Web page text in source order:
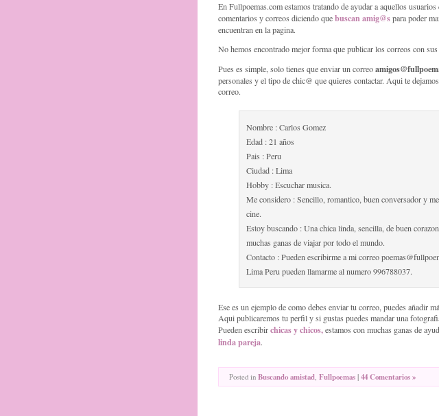
En Fullpoemas.com estamos tratando de ayudar a aquellos
comentarios y correos diciendo quebuscan amig@spara poder
encuentran en la pagina.
No hemos encontrado mejor forma que publicar los correos con
Pues es simple, solo tienes que enviar un correo
personales y el tipo de chic@ que quieres contactar. Aqui te
correo.
Nombre : Carlos Gomez
Edad : 21 años
Pais : Peru
Ciudad : Lima
Hobby : Escuchar musica.
Me considero : Sencillo, romantico, buen conversador y
cine.
Estoy buscando : Una chica linda, sencilla, de buen
muchas ganas de viajar por todo el mundo.
Contacto : Pueden escribirme a mi correo
Lima Peru pueden llamarme al numero 996788037.
Ese es un ejemplo de como debes enviar tu correo, puedes añadir
Aqui publicaremos tu perfil y si gustas puedes mandar una
Pueden escribirchicas y chicos,estamos con muchas ganas de
linda pareja.
Posted in Buscando amistad Fullpoemas|44 Comentarios »